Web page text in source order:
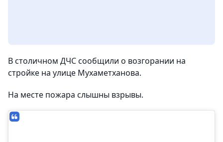
В столичном ДЧС сообщили о возгорании на
стройке на улице Мухаметханова.
На месте пожара слышны взрывы.